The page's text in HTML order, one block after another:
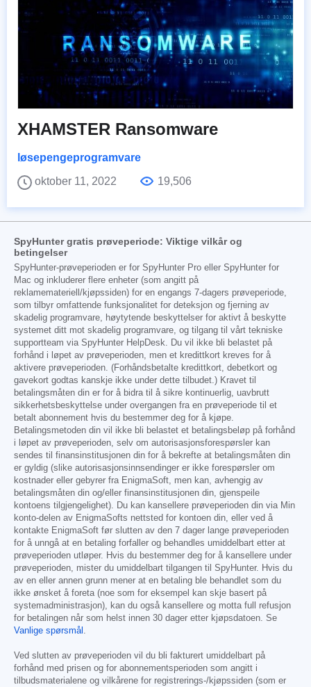
XHAMSTER Ransomware
løsepengeprogramvare
oktober 11, 2022
19,506
SpyHunter gratis prøveperiode: Viktige vilkår og
betingelser
SpyHunter-prøveperioden er for SpyHunter Pro eller SpyHunter for
Mac og inkluderer flere enheter (som angitt på
reklamemateriell/kjøpssiden) for en engangs 7-dagers prøveperiode,
som tilbyr omfattende funksjonalitet for deteksjon og fjerning av
skadelig programvare, høytytende beskyttelser for aktivt å beskytte
systemet ditt mot skadelig programvare, og tilgang til vårt tekniske
supportteam via SpyHunter HelpDesk. Du vil ikke bli belastet på
forhånd i løpet av prøveperioden, men et kredittkort kreves for å
aktivere prøveperioden. (Forhåndsbetalte kredittkort, debetkort og
gavekort godtas kanskje ikke under dette tilbudet.) Kravet til
betalingsmåten din er for å bidra til å sikre kontinuerlig, uavbrutt
sikkerhetsbeskyttelse under overgangen fra en prøveperiode til et
betalt abonnement hvis du bestemmer deg for å kjøpe.
Betalingsmetoden din vil ikke bli belastet et betalingsbeløp på forhånd
i løpet av prøveperioden, selv om autorisasjonsforespørsler kan
sendes til finansinstitusjonen din for å bekrefte at betalingsmåten din
er gyldig (slike autorisasjonsinnsendinger er ikke forespørsler om
kostnader eller gebyrer fra EnigmaSoft, men kan, avhengig av
betalingsmåten din og/eller finansinstitusjonen din, gjenspeile
kontoens tilgjengelighet). Du kan kansellere prøveperioden din via Min
konto-delen av EnigmaSofts nettsted for kontoen din, eller ved å
kontakte EnigmaSoft før slutten av den 7 dager lange prøveperioden
for å unngå at en betaling forfaller og behandles umiddelbart etter at
prøveperioden utløper. Hvis du bestemmer deg for å kansellere under
prøveperioden, mister du umiddelbart tilgangen til SpyHunter. Hvis du
av en eller annen grunn mener at en betaling ble behandlet som du
ikke ønsket å foreta (noe som for eksempel kan skje basert på
systemadministrasjon), kan du også kansellere og motta full refusjon
for betalingen når som helst innen 30 dager etter kjøpsdatoen. Se
Vanlige spørsmål .
Ved slutten av prøveperioden vil du bli fakturert umiddelbart på
forhånd med prisen og for abonnementsperioden som angitt i
tilbudsmaterialene og vilkårene for registrerings-/kjøpssiden (som er